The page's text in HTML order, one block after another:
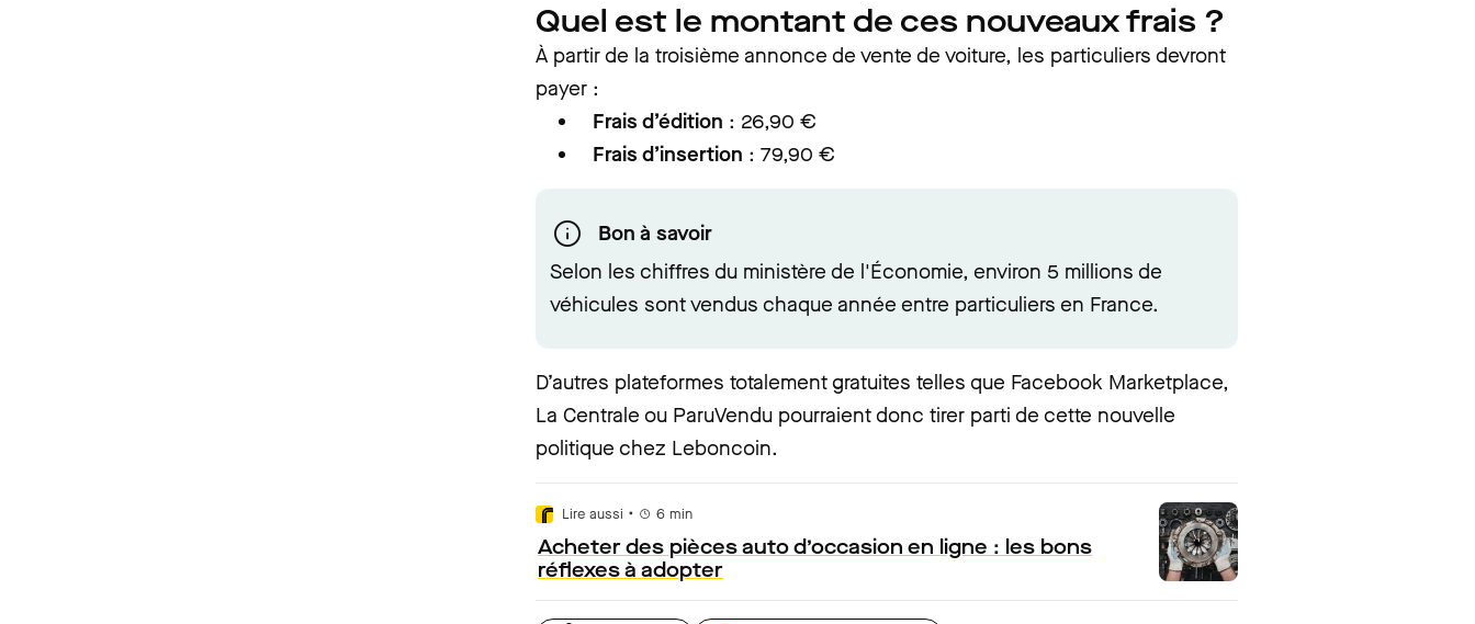
Quel est le montant de ces nouveaux frais ?
À partir de la troisième annonce de vente de voiture, les particuliers devront
payer :
Frais d’édition : 26,90 €
Frais d’insertion : 79,90 €
Bon à savoir
Selon les chiffres du ministère de l'Économie, environ 5 millions de
véhicules sont vendus chaque année entre particuliers en France.
D’autres plateformes totalement gratuites telles que Facebook Marketplace,
La Centrale ou ParuVendu pourraient donc tirer parti de cette nouvelle
politique chez Leboncoin.
Lire aussi • 6 min
Acheter des pièces auto d’occasion en ligne : les bons
réflexes à adopter